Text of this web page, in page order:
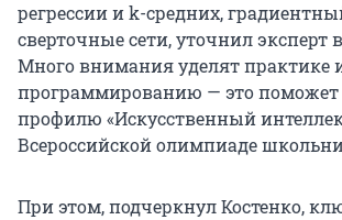
регрессии и k-средних,
сверточные сети, уточнил эксперт
Много внимания уделят практике
программированию — это поможет
профилю «Искусственный
Всероссийской олимпиаде
При этом, подчеркнул Костенко,